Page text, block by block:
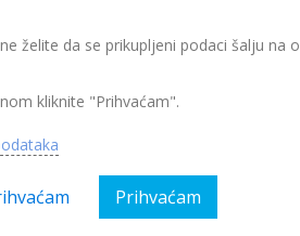
naknade štete
AK Rijeka, Magazin
želite da se prikupljeni podaci šalju na
kliknite "Prihvaćam".
Prihvaćam